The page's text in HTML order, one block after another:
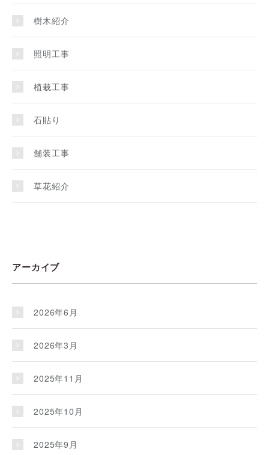
樹木紹介
照明工事
植栽工事
石貼り
舗装工事
草花紹介
アーカイブ
2026年6月
2026年3月
2025年11月
2025年10月
2025年9月